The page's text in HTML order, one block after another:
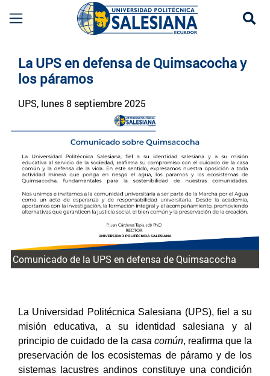
La UPS en defensa de Quimsacocha y
los páramos
UPS, lunes 8 septiembre 2025
Comunicado de la UPS en defensa de Quimsacocha
La Universidad Politécnica Salesiana (UPS), fiel a su
misión educativa, a su identidad salesiana y al
principio de cuidado de la casa común, reafirma que la
preservación de los ecosistemas de páramo y de los
sistemas lacustres andinos constituye una condición